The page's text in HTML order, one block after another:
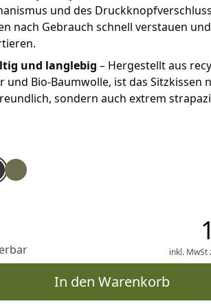
und des
nach Gebrauch schnell verstauen und
und langlebig – Hergestellt aus
und Bio-Baumwolle, ist das Sitzkissen
sondern auch extrem
Seat Pad Sitzkissen navy
Övik Seat Pad Sitzkissen deep patina
Övik Seat Pad Sitzkissen dark grey
Fjällräven Övik Seat Pad Sitzkissen grün
inkl. MwSt
In den Warenkorb